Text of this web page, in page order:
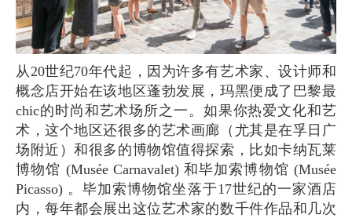
从20世纪70年代起，因为许多有艺术家、设计师和
概念店开始在该地区蓬勃发展，玛黑便成了巴黎最
chic的时尚和艺术场所之一。如果你热爱文化和艺
术，这个地区还很多的艺术画廊（尤其是在孚日广
场附近）和很多的博物馆值得探索，比如卡纳瓦莱
博物馆 (Musée Carnavalet) 和毕加索博物馆 (Musée
Picasso) 。毕加索博物馆坐落于17世纪的一家酒店
内，每年都会展出这位艺术家的数千件作品和几次